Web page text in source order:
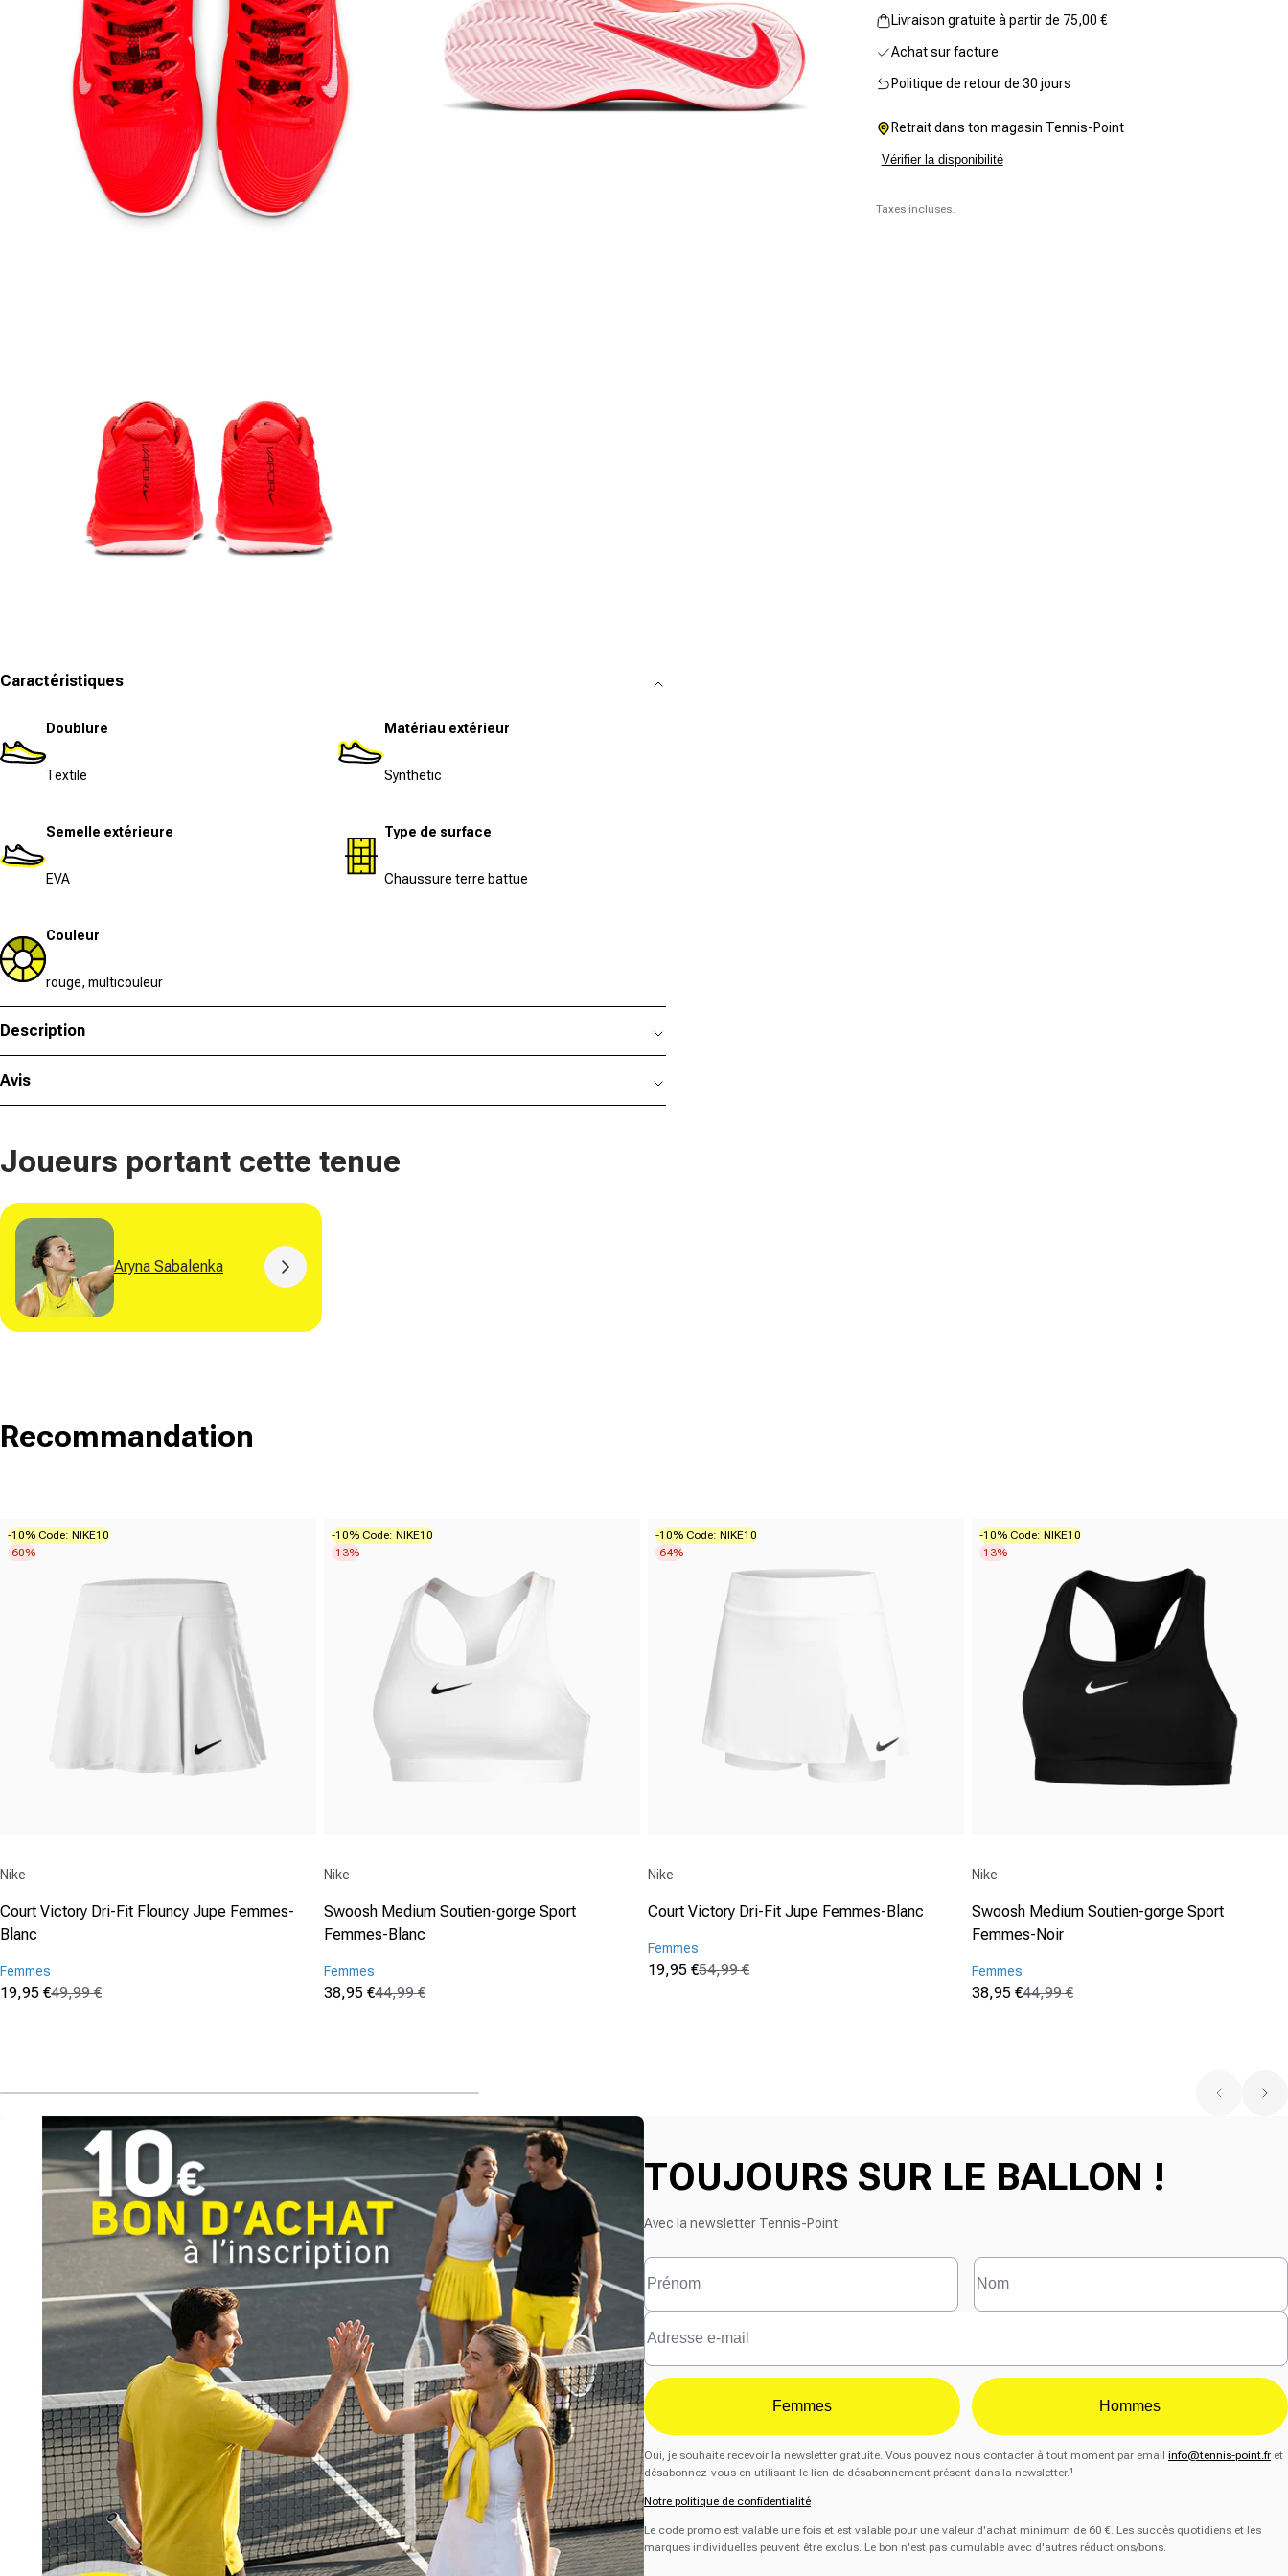
Livraison gratuite à partir de 75,00 €
Achat sur facture
Politique de retour de 30 jours
Retrait dans ton magasin Tennis-Point
Vérifier la disponibilité
Taxes incluses.
Caractéristiques
Doublure
Textile
Matériau extérieur
Synthetic
Semelle extérieure
EVA
Type de surface
Chaussure terre battue
Couleur
rouge, multicouleur
Description
Avis
Joueurs portant cette tenue
Aryna Sabalenka
Button
Recommandation
-10% Code: NIKE10
-60%
Nike
Court Victory Dri-Fit Flouncy Jupe Femmes-
Blanc
Femmes
Prix promotionnel
19,95 €
Prix normal
49,99 €
étoiles.
-10% Code: NIKE10
-13%
Nike
Swoosh Medium Soutien-gorge Sport
Femmes-Blanc
Femmes
Prix promotionnel
38,95 €
Prix normal
44,99 €
étoiles.
-10% Code: NIKE10
-64%
Nike
Court Victory Dri-Fit Jupe Femmes-Blanc
Femmes
Prix promotionnel
19,95 €
Prix normal
54,99 €
-10% Code: NIKE10
-13%
Nike
Swoosh Medium Soutien-gorge Sport
Femmes-Noir
Femmes
Prix promotionnel
38,95 €
Prix normal
44,99 €
TOUJOURS SUR LE BALLON !
Avec la newsletter Tennis-Point
Femmes Hommes
Oui, je souhaite recevoir la newsletter gratuite. Vous pouvez nous contacter à tout moment par email info@tennis-point.fr et
désabonnez-vous en utilisant le lien de désabonnement présent dans la newsletter.¹
Notre politique de confidentialité
Le code promo est valable une fois et est valable pour une valeur d'achat minimum de 60 €. Les succès quotidiens et les
marques individuelles peuvent être exclus. Le bon n'est pas cumulable avec d'autres réductions/bons.